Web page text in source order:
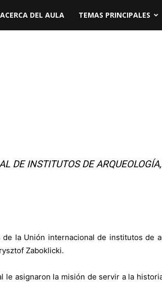
ACERCA DEL AULA TEMAS PRINCIPALES
DE INSTITUTOS DE
la Unión internacional de institutos de
Zaboklicki.
le asignaron la misión de servir a la